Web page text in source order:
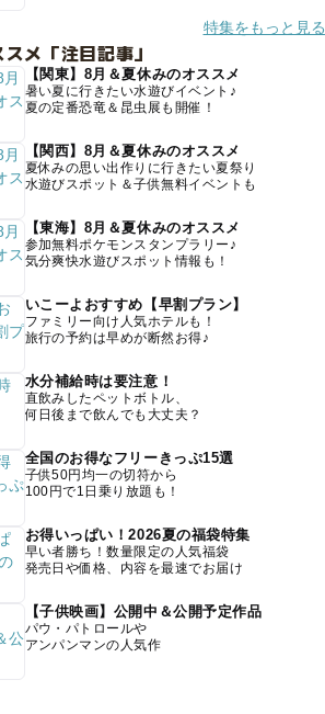
特集をもっと見る
メ「注目記事」
【関東】8月＆夏休みのオススメ
暑い夏に行きたい水遊びイベント♪
夏の定番恐竜＆昆虫展も開催！
【関西】8月＆夏休みのオススメ
夏休みの思い出作りに行きたい夏祭り
水遊びスポット＆子供無料イベントも
【東海】8月＆夏休みのオススメ
参加無料ポケモンスタンプラリー♪
気分爽快水遊びスポット情報も！
いこーよおすすめ【早割プラン】
ファミリー向け人気ホテルも！
旅行の予約は早めが断然お得♪
水分補給時は要注意！
直飲みしたペットボトル、
何日後まで飲んでも大丈夫？
全国のお得なフリーきっぷ15選
子供50円均一の切符から
100円で1日乗り放題も！
お得いっぱい！2026夏の福袋特集
早い者勝ち！数量限定の人気福袋
発売日や価格、内容を最速でお届け
【子供映画】公開中＆公開予定作品
パウ・パトロールや
アンパンマンの人気作